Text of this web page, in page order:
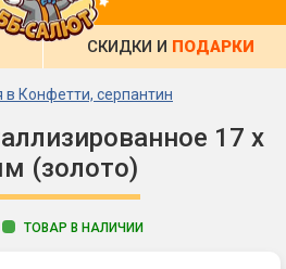
СКИДКИ И ПОДАРКИ
в Конфетти, серпантин
17 х
(золото)
ТОВАР В НАЛИЧИИ